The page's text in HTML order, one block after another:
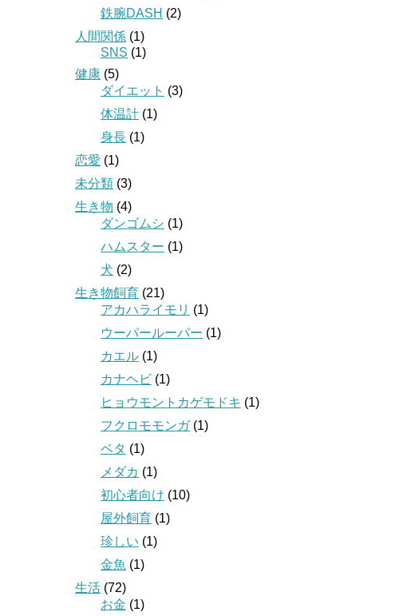
鉄腕DASH (2)
人間関係 (1)
SNS (1)
健康 (5)
ダイエット (3)
体温計 (1)
身長 (1)
恋愛 (1)
未分類 (3)
生き物 (4)
ダンゴムシ (1)
ハムスター (1)
犬 (2)
生き物飼育 (21)
アカハライモリ (1)
ウーパールーパー (1)
カエル (1)
カナヘビ (1)
ヒョウモントカゲモドキ (1)
フクロモモンガ(1)
ベタ (1)
メダカ (1)
初心者向け (10)
屋外飼育 (1)
珍しい (1)
金魚 (1)
生活 (72)
お金 (1)